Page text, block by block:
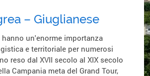
– Giuglianese
hanno un'enorme importanza
e territoriale per numerosi
reso dal XVII secolo al XIX secolo
Campania meta del Grand Tour,